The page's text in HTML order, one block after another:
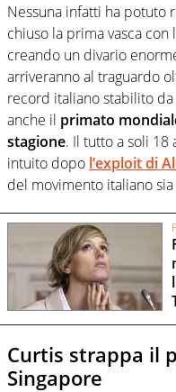
Nessuna infatti ha potuto
chiuso la prima vasca
creando un divario
arriveranno al traguardo
record italiano stabilito da
anche il primato
stagione. Il tutto a soli 18
intuito dopo l’exploit di
del movimento italiano
Curtis strappa il
Singapore